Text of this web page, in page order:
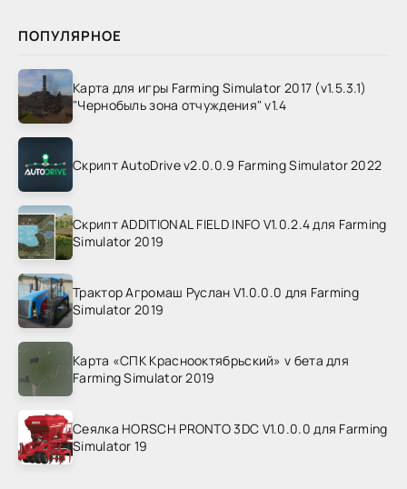
ПОПУЛЯРНОЕ
Карта для игры Farming Simulator 2017 (v1.5.3.1)
"Чернобыль зона отчуждения" v1.4
Скрипт AutoDrive v2.0.0.9 Farming Simulator 2022
Скрипт ADDITIONAL FIELD INFO V1.0.2.4 для Farming
Simulator 2019
Трактор Агромаш Руслан V1.0.0.0 для Farming
Simulator 2019
Карта «СПК Краснооктябрьский» v бета для
Farming Simulator 2019
Сеялка HORSCH PRONTO 3DC V1.0.0.0 для Farming
Simulator 19